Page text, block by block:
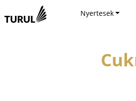
Nyertesek